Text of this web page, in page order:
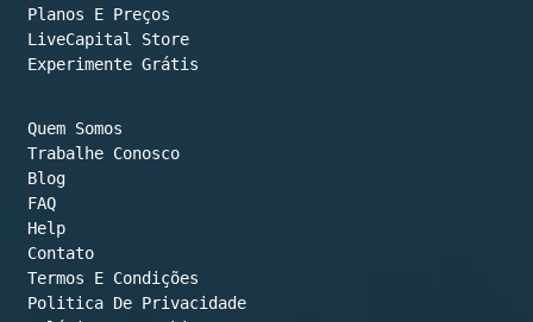
Planos E Preços
LiveCapital Store
Experimente Grátis
Quem Somos
Trabalhe Conosco
Blog
FAQ
Help
Contato
Termos E Condições